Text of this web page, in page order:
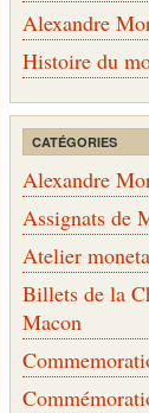
Alexandre
Histoire du
CATÉGORIES
Alexandre
Assignats de
Atelier
Billets de la
Macon